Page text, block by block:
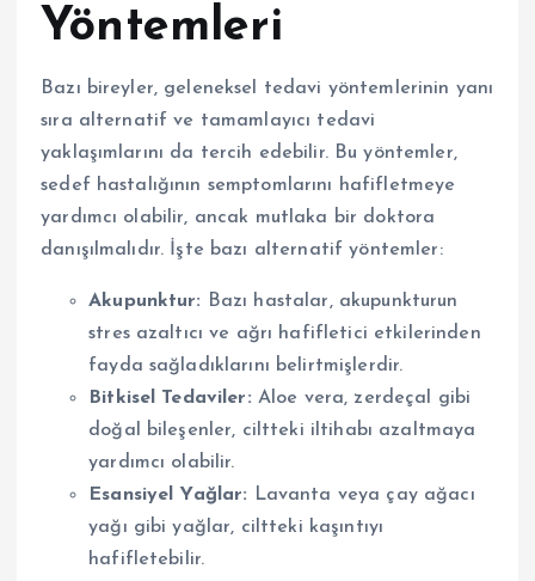
Yöntemleri
Bazı bireyler, geleneksel tedavi yöntemlerinin yanı
sıra alternatif ve tamamlayıcı tedavi
yaklaşımlarını da tercih edebilir. Bu yöntemler,
sedef hastalığının semptomlarını hafifletmeye
yardımcı olabilir, ancak mutlaka bir doktora
danışılmalıdır. İşte bazı alternatif yöntemler:
Akupunktur:
Bazı hastalar, akupunkturun
stres azaltıcı ve ağrı hafifletici etkilerinden
fayda sağladıklarını belirtmişlerdir.
Bitkisel Tedaviler: Aloe vera, zerdeçal gibi
doğal bileşenler, ciltteki iltihabı azaltmaya
yardımcı olabilir.
Esansiyel Yağlar: Lavanta veya çay ağacı
yağı gibi yağlar, ciltteki kaşıntıyı
hafifletebilir.